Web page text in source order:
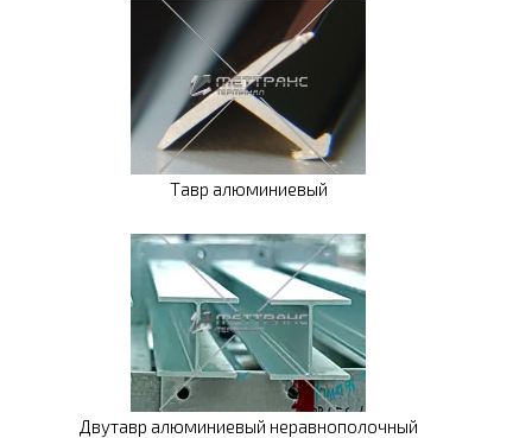
Тавр алюминиевый
Двутавр алюминиевый неравнополочный